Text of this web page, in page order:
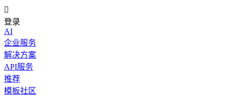

登录
AI
企业服务
解决方案
API服务
推荐
模板社区